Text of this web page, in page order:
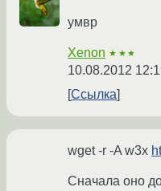
умвр
Xenon ★★★
10.08.2012
Ссылка
wget -r -A w3x
Сначала оно